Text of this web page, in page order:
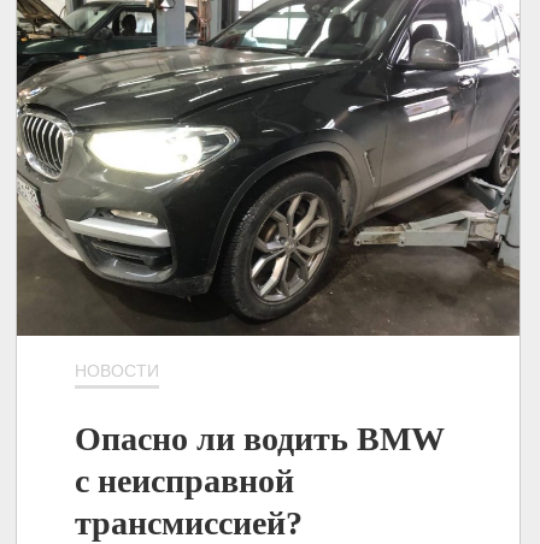
НОВОСТИ
Опасно ли водить BMW
с неисправной
трансмиссией?